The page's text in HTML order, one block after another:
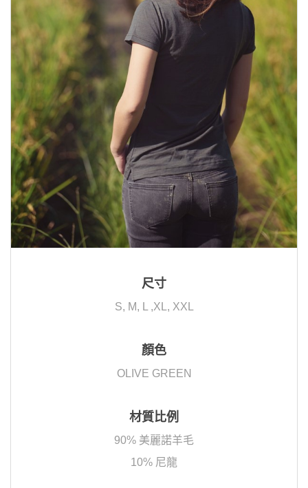
尺寸
S, M, L ,XL, XXL
顏色
OLIVE GREEN
材質比例
90% 美麗諾羊毛
10% 尼龍